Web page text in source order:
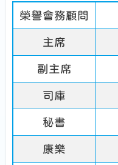
榮譽會務顧問
主席
副主席
司庫
秘書
康樂